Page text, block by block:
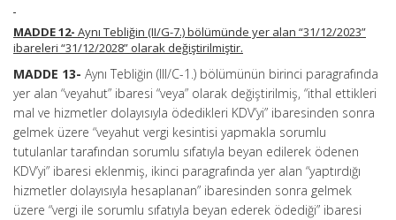
MADDE 12- Aynı Tebliğin (II/G-7.) bölümünde yer alan “31/12/2023”
ibareleri “31/12/2028” olarak değiştirilmiştir.
MADDE 13- Aynı Tebliğin (III/C-1.) bölümünün birinci paragrafında
yer alan “veyahut” ibaresi “veya” olarak değiştirilmiş, “ithal ettikleri
mal ve hizmetler dolayısıyla ödedikleri KDV’yi” ibaresinden sonra
gelmek üzere “veyahut vergi kesintisi yapmakla sorumlu
tutulanlar tarafından sorumlu sıfatıyla beyan edilerek ödenen
KDV’yi” ibaresi eklenmiş, ikinci paragrafında yer alan “yaptırdığı
hizmetler dolayısıyla hesaplanan” ibaresinden sonra gelmek
üzere “vergi ile sorumlu sıfatıyla beyan ederek ödediği” ibaresi